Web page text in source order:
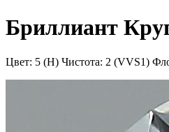
Бриллиант
Цвет: 5 (H) Чистота: 2 (VVS1)